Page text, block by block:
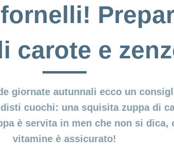
carote e
giornate autunnali ecco un
cuochi: una squisita zuppa di
è servita in men che non si dica,
vitamine è assicurato!